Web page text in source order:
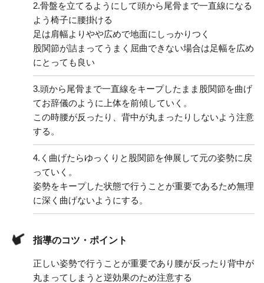
2.骨盤を立てるようにして頭から尾骨まで一直線になる
よう椅子に腰掛ける
足は肩幅よりやや広めで地面にしっかりつく
股関節が詰まってうまく屈曲できない場合は足幅を広め
にとっても良い
3.頭から尾骨まで一直線をキープしたまま股関節を曲げ
てお辞儀のように上体を前傾していく。
この時腰が反ったり、背中が丸まったりしないよう注意
する。
4. く曲げたらゆっくりと股関節を伸展して元の姿勢に戻
っていく。
姿勢をキープした状態で行うことが重要であるため無理
に深く曲げないようにする。
指導のコツ・ポイント
正しい姿勢で行うことが重要であり腰が反ったり背中が
丸まってしまうと逆効果のため注意する